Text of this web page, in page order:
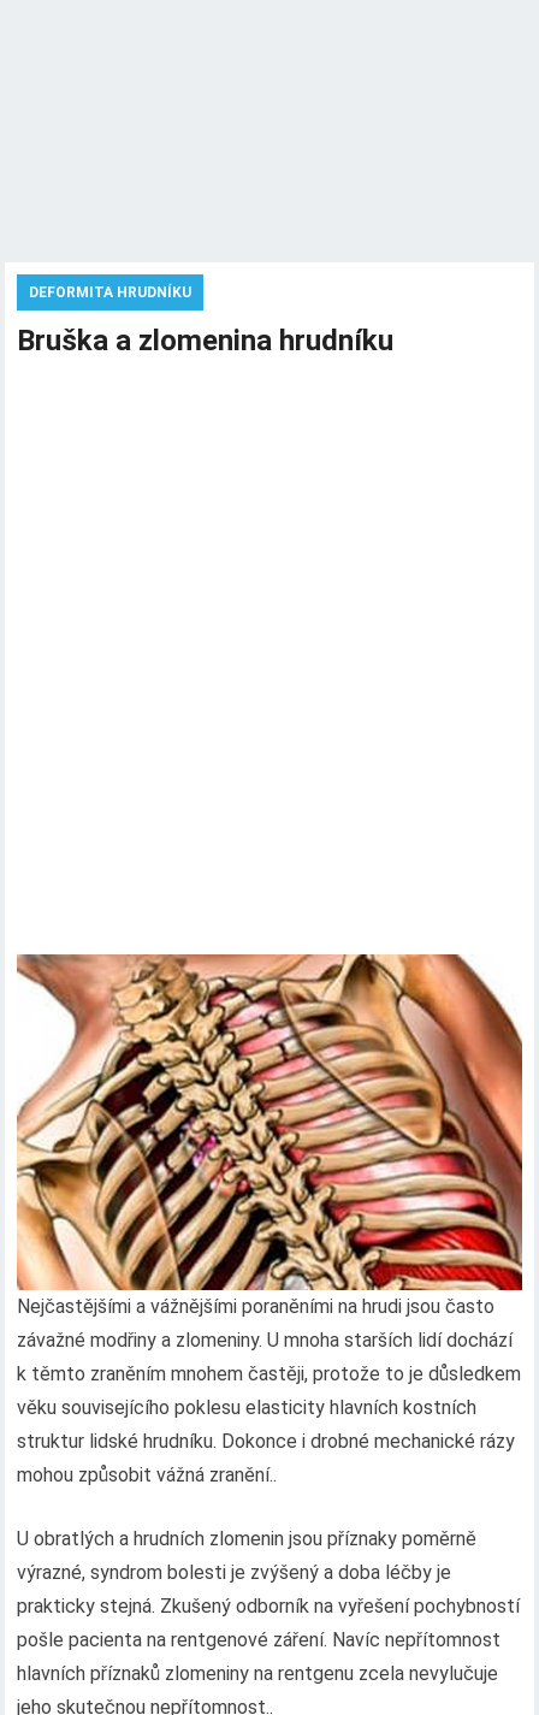
DEFORMITA HRUDNÍKU
Bruška a zlomenina hrudníku
Nejčastějšími a vážnějšími poraněními na hrudi jsou často
závažné modřiny a zlomeniny. U mnoha starších lidí dochází
k těmto zraněním mnohem častěji, protože to je důsledkem
věku souvisejícího poklesu elasticity hlavních kostních
struktur lidské hrudníku. Dokonce i drobné mechanické rázy
mohou způsobit vážná zranění..
U obratlých a hrudních zlomenin jsou příznaky poměrně
výrazné, syndrom bolesti je zvýšený a doba léčby je
prakticky stejná. Zkušený odborník na vyřešení pochybností
pošle pacienta na rentgenové záření. Navíc nepřítomnost
hlavních příznaků zlomeniny na rentgenu zcela nevylučuje
jeho skutečnou nepřítomnost..